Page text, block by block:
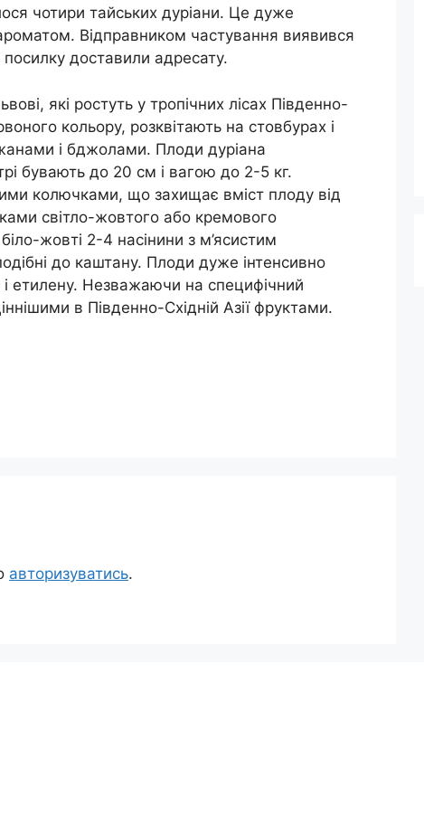
чотири тайських дуріани. Це дуже
Відправником частування виявився
доставили адресату.
які ростуть у тропічних лісах Південно-
кольору, розквітають на стовбурах і
і бджолами. Плоди дуріана
бувають до 20 см і вагою до 2-5 кг.
колючками, що захищає вміст плоду від
світло-жовтого або кремового
жовті 2-4 насінини з м’ясистим
до каштану. Плоди дуже інтенсивно
етилену. Незважаючи на специфічний
в Південно-Східній Азії фруктами.
авторизуватись.